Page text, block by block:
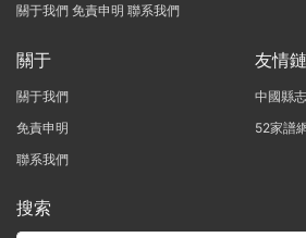
關于我們 免責申明 聯系我們
關于
關于我們
免責申明
聯系我們
友情
中國縣
52家譜
搜索